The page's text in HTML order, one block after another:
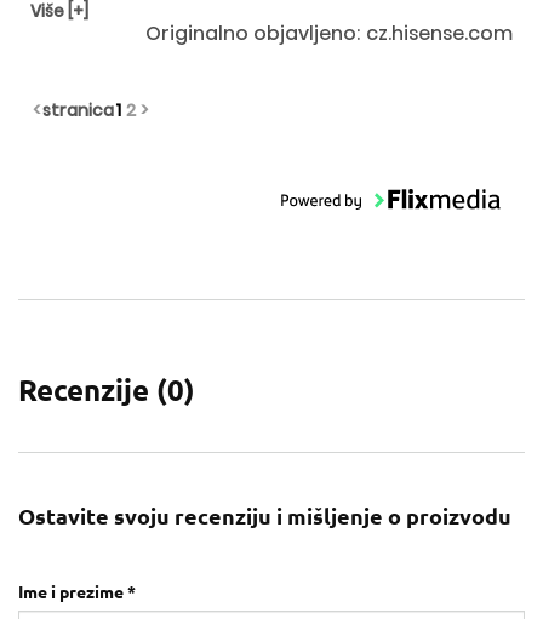
izaziva ovisnost. Zadovoljan sam, kupio sam ga
za sina gejmera, jednostavno mu dosadi. Mogao
Više [+]
Originalno objavljeno: cz.hisense.com
<stranica1 2 >
Recenzije (0)
Ostavite svoju recenziju i mišljenje o proizvodu
Ime i prezime *